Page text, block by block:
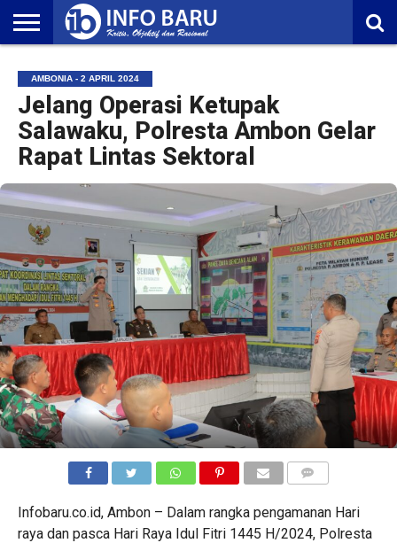
NASIONAL
AMBONIA
MALUKU
EKONOMI
POLITIK
OLAHRAGA
LIFESTYLE
REDAKSI
AMBONIA - 2 APRIL 2024
Jelang Operasi Ketupak
Salawaku, Polresta Ambon Gelar
Rapat Lintas Sektoral
Infobaru.co.id, Ambon – Dalam rangka pengamanan Hari
raya dan pasca Hari Raya Idul Fitri 1445 H/2024, Polresta